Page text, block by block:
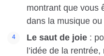
montrant que vous
dans la musique
Le saut de joie :
l’idée de la